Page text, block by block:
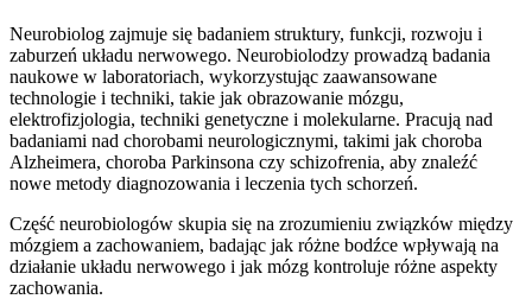
Neurobiolog zajmuje się badaniem struktury, funkcji, rozwoju i
zaburzeń układu nerwowego. Neurobiolodzy prowadzą badania
naukowe w laboratoriach, wykorzystując zaawansowane
technologie i techniki, takie jak obrazowanie mózgu,
elektrofizjologia, techniki genetyczne i molekularne. Pracują nad
badaniami nad chorobami neurologicznymi, takimi jak choroba
Alzheimera, choroba Parkinsona czy schizofrenia, aby znaleźć
nowe metody diagnozowania i leczenia tych schorzeń.
Część neurobiologów skupia się na zrozumieniu związków między
mózgiem a zachowaniem, badając jak różne bodźce wpływają na
działanie układu nerwowego i jak mózg kontroluje różne aspekty
zachowania.